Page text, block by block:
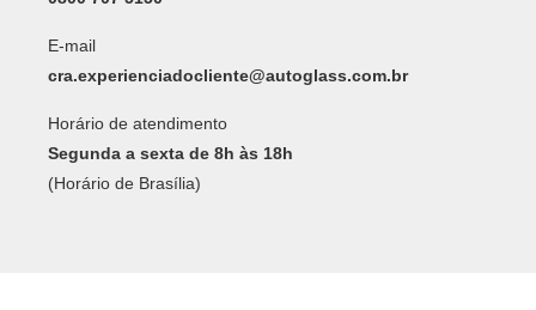
E-mail
cra.experienciadocliente@autoglass.com.br
Horário de atendimento
Segunda a sexta de 8h às 18h
(Horário de Brasília)